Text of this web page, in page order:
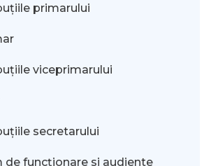
primarului
viceprimarului
secretarului
de funcționare si audiente